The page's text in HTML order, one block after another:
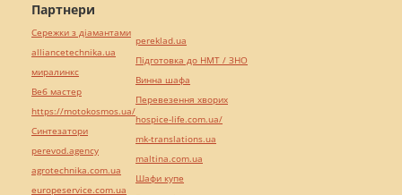
Партнери
Сережки з діамантами
alliancetechnika.ua
миралинкс
Веб мастер
https://motokosmos.ua/
Синтезатори
perevod.agency
agrotechnika.com.ua
europeservice.com.ua
pereklad.ua
Підготовка до НМТ / ЗНО
Винна шафа
Перевезення хворих
hospice-life.com.ua/
mk-translations.ua
maltina.com.ua
Шафи купе